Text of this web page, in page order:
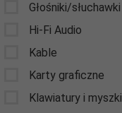
Głośniki/słuchawki
Hi-Fi Audio
Kable
Karty graficzne
Klawiatury i myszki